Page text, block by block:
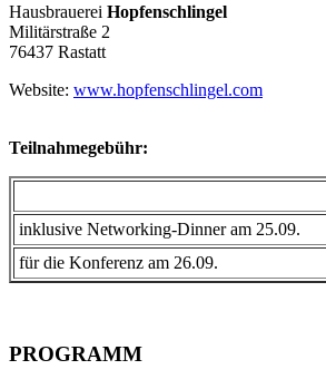
Hausbrauerei Hopfenschlingel
Militärstraße 2
76437 Rastatt
Website: www.hopfenschlingel.com
Teilnahmegebühr:
inklusive Networking-Dinner am 25.09.
für die Konferenz am 26.09.
PROGRAMM